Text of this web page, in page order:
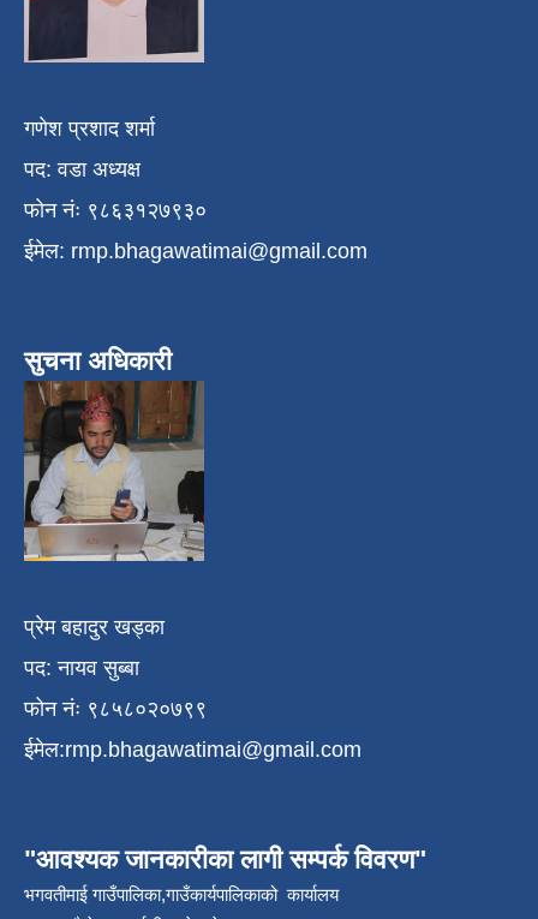
गणेश प्रशाद शर्मा
पद: वडा अध्यक्ष
फोन नंः ९८६३१२७९३०
ईमेल: rmp.bhagawatimai@gmail.com
सुचना अधिकारी
प्रेम बहादुर खड्का
पद: नायव सुब्बा
फोन नंः ९८५८०२०७९९
ईमेल:rmp.bhagawatimai@gmail.com
"आवश्यक जानकारीका लागी सम्पर्क विवरण"
भगवतीमाई गाउँपालिका,गाउँकार्यपालिकाको कार्यालय